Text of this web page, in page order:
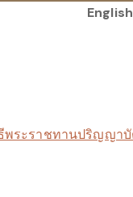
English
พระราชทานปริญญา